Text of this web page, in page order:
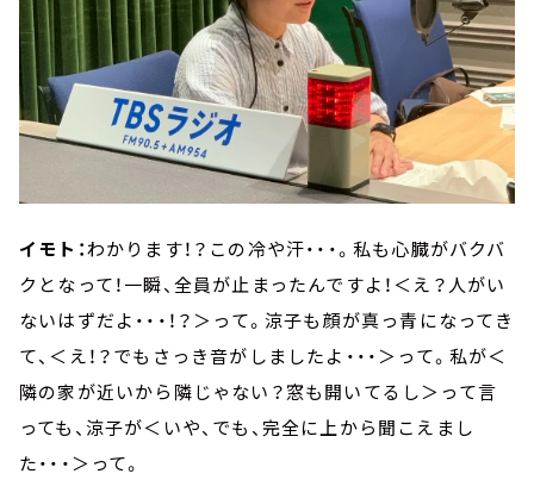
イモト：わかります！？この冷や汗・・・。私も心臓がバクバ
クとなって！一瞬、全員が止まったんですよ！＜え？人がい
ないはずだよ・・・！？＞って。涼子も顔が真っ青になってき
て、＜え！？でもさっき音がしましたよ・・・＞って。私が＜
隣の家が近いから隣じゃない？窓も開いてるし＞って言
っても、涼子が＜いや、でも、完全に上から聞こえまし
た・・・＞って。